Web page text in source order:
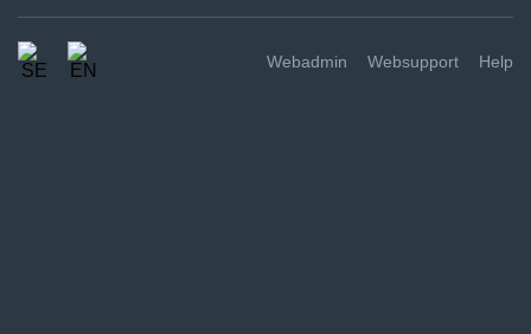
Webadmin Websupport Help